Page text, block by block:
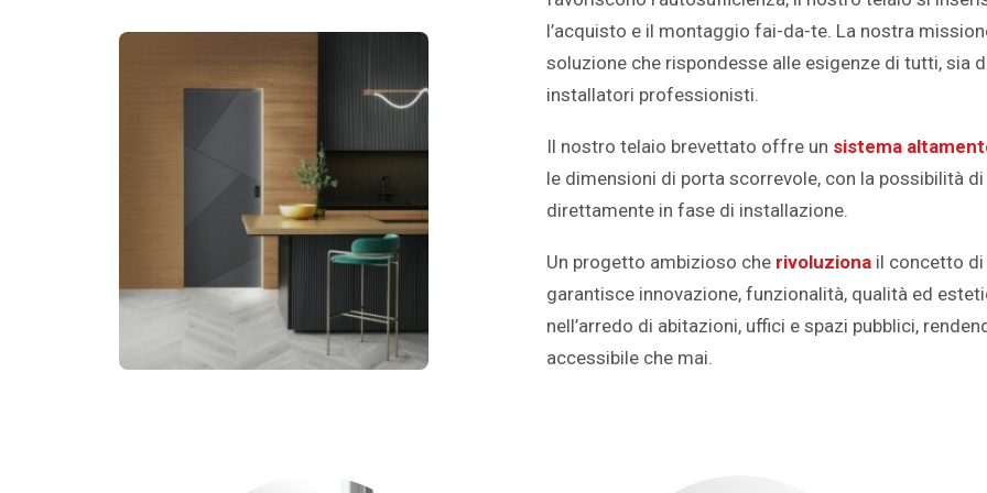
l’acquisto e il montaggio fai-da-te. La nostra
soluzione che rispondesse alle esigenze di tutti, sia
installatori professionisti.
Il nostro telaio brevettato offre un sistema
le dimensioni di porta scorrevole, con la possibilità
direttamente in fase di installazione.
Un progetto ambizioso che rivoluziona il concetto di
garantisce innovazione, funzionalità, qualità ed
nell’arredo di abitazioni, uffici e spazi pubblici,
accessibile che mai.